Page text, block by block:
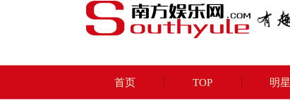
首页 TOP 明星